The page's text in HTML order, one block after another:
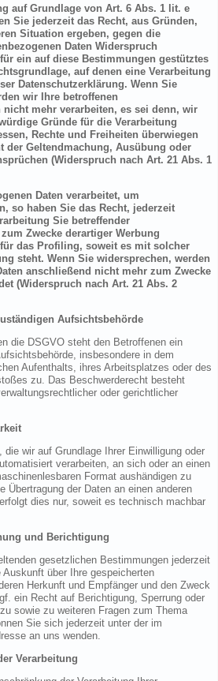
auf Grundlage von Art. 6 Abs. 1 lit. e
Sie jederzeit das Recht, aus Gründen,
Situation ergeben, gegen die
Daten Widerspruch
ein auf diese Bestimmungen gestütztes
auf denen eine Verarbeitung
Datenschutzerklärung. Wenn Sie
wir Ihre betroffenen
nicht mehr verarbeiten, es sei denn, wir
Gründe für die Verarbeitung
Rechte und Freiheiten überwiegen
der Geltendmachung, Ausübung oder
(Widerspruch nach Art. 21 Abs. 1
Daten verarbeitet, um
so haben Sie das Recht, jederzeit
Sie betreffender
Zwecke derartiger Werbung
das Profiling, soweit es mit solcher
steht. Wenn Sie widersprechen, werden
anschließend nicht mehr zum Zwecke
(Widerspruch nach Art. 21 Abs. 2
Aufsichtsbehörde
die DSGVO steht den Betroffenen ein
insbesondere in dem
Aufenthalts, ihres Arbeitsplatzes oder des
zu. Das Beschwerderecht besteht
oder gerichtlicher
wir auf Grundlage Ihrer Einwilligung oder
verarbeiten, an sich oder an einen
Format aushändigen zu
Übertragung der Daten an einen anderen
dies nur, soweit es technisch machbar
und Berichtigung
gesetzlichen Bestimmungen jederzeit
über Ihre gespeicherten
Herkunft und Empfänger und den Zweck
ein Recht auf Berichtigung, Sperrung oder
sowie zu weiteren Fragen zum Thema
Sie sich jederzeit unter der im
an uns wenden.
Verarbeitung